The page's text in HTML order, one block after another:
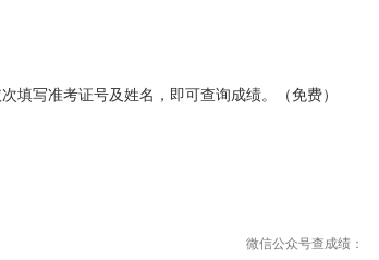
填写准考证号及姓名，即可查询成绩。（免费）
微信公众号查成绩：